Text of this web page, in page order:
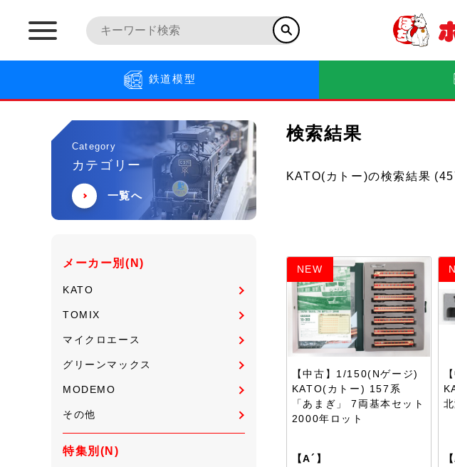
鉄道模型
Category
カテゴリー
一覧へ
メーカー別(N)
KATO
TOMIX
マイクロエース
グリーンマックス
MODEMO
その他
特集別(N)
検索結果
KATO(カトー)の検索結果
NEW
【中古】1/150(Nゲージ)
KATO(カトー) 157系
「あまぎ」 7両基本セット
2000年ロット
【A´】